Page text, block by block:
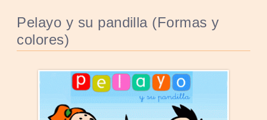
Pelayo y su pandilla (Formas y
colores)